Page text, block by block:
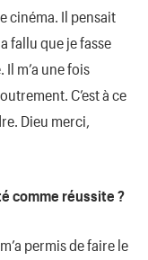
cinéma. Il pensait
fallu que je fasse
m’a une fois
C’est à ce
Dieu merci,
comme réussite ?
permis de faire le